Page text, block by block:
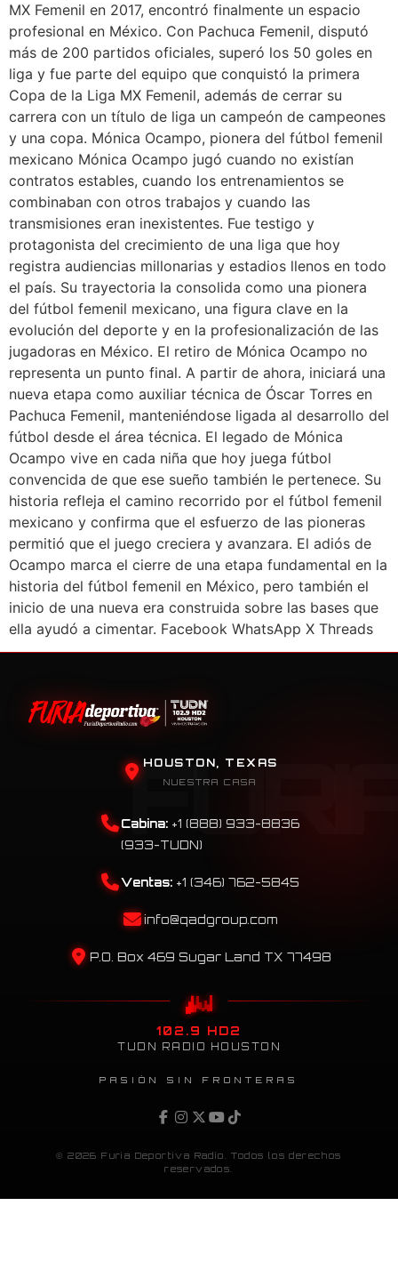
MX Femenil en 2017, encontró finalmente un espacio
profesional en México. Con Pachuca Femenil, disputó
más de 200 partidos oficiales, superó los 50 goles en
liga y fue parte del equipo que conquistó la primera
Copa de la Liga MX Femenil, además de cerrar su
carrera con un título de liga un campeón de campeones
y una copa. Mónica Ocampo, pionera del fútbol femenil
mexicano Mónica Ocampo jugó cuando no existían
contratos estables, cuando los entrenamientos se
combinaban con otros trabajos y cuando las
transmisiones eran inexistentes. Fue testigo y
protagonista del crecimiento de una liga que hoy
registra audiencias millonarias y estadios llenos en todo
el país. Su trayectoria la consolida como una pionera
del fútbol femenil mexicano, una figura clave en la
evolución del deporte y en la profesionalización de las
jugadoras en México. El retiro de Mónica Ocampo no
representa un punto final. A partir de ahora, iniciará una
nueva etapa como auxiliar técnica de Óscar Torres en
Pachuca Femenil, manteniéndose ligada al desarrollo del
fútbol desde el área técnica. El legado de Mónica
Ocampo vive en cada niña que hoy juega fútbol
convencida de que ese sueño también le pertenece. Su
historia refleja el camino recorrido por el fútbol femenil
mexicano y confirma que el esfuerzo de las pioneras
permitió que el juego creciera y avanzara. El adiós de
Ocampo marca el cierre de una etapa fundamental en la
historia del fútbol femenil en México, pero también el
inicio de una nueva era construida sobre las bases que
ella ayudó a cimentar. Facebook WhatsApp X Threads
HOUSTON, TEXAS
NUESTRA CASA
Cabina: +1 (888) 933-8836
(933-TUDN)
Ventas: +1 (346) 762-5845
info@qadgroup.com
P.O. Box 469 Sugar Land TX 77498
102.9 HD2
TUDN RADIO HOUSTON
PASIÓN SIN FRONTERAS
© 2026 Furia Deportiva Radio. Todos los derechos
reservados.